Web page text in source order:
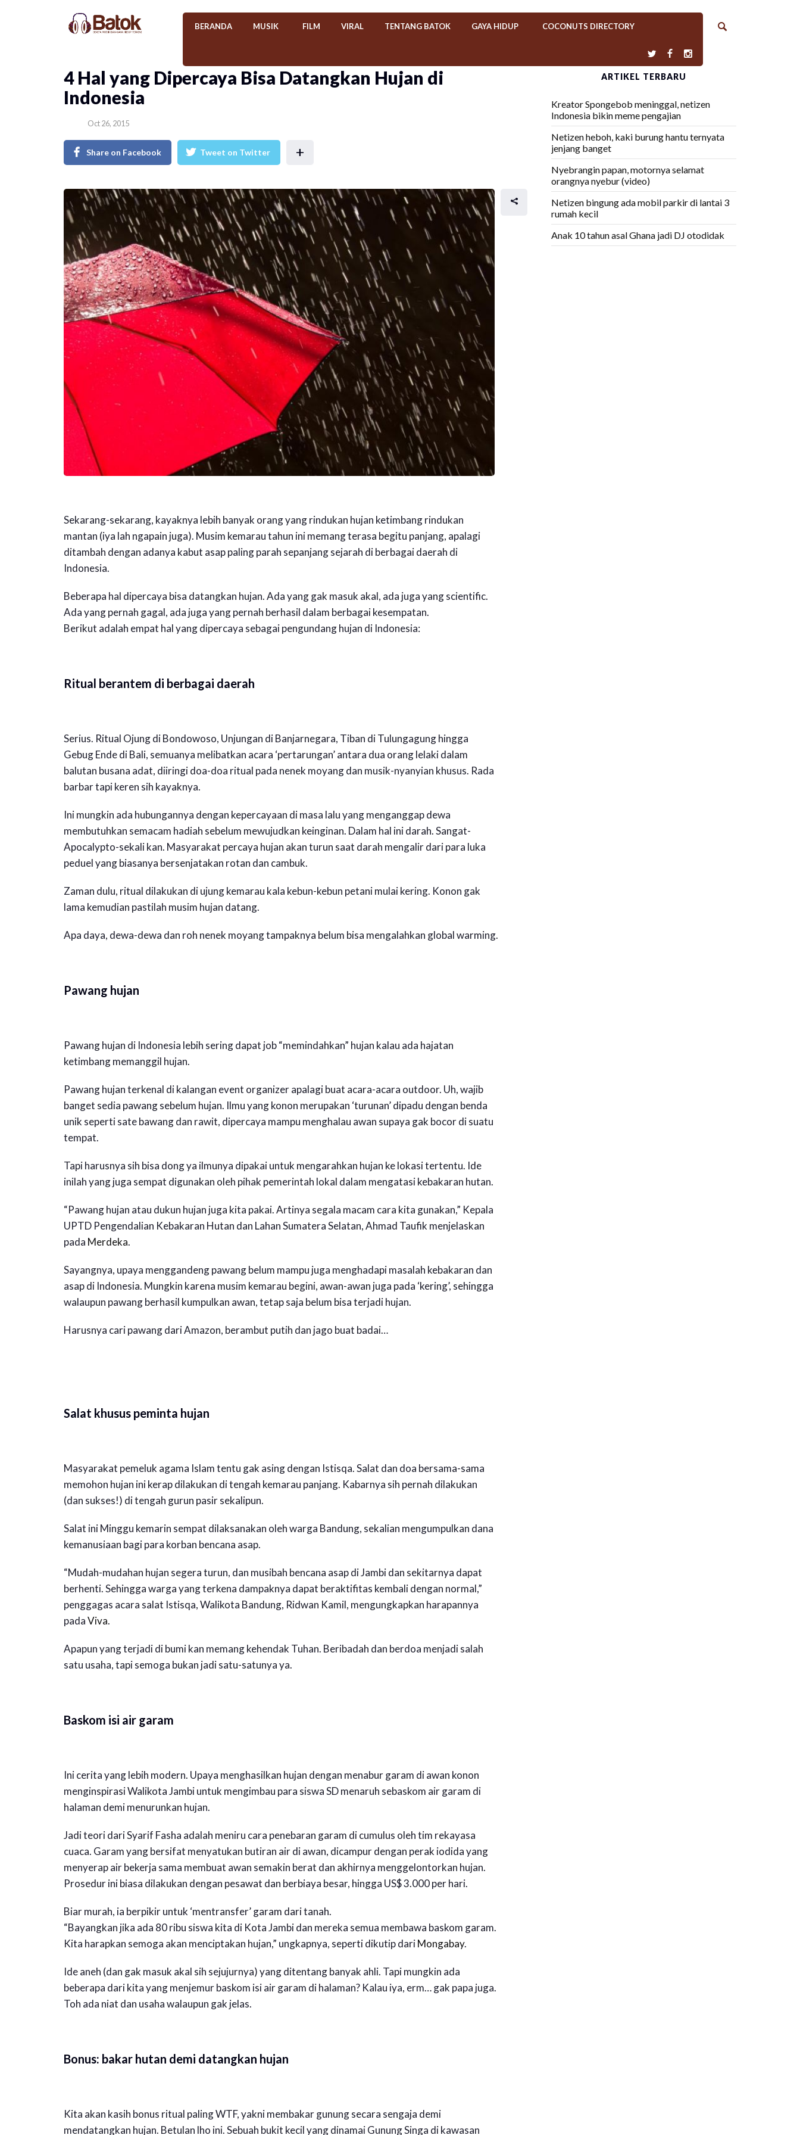
BERANDA MUSIK FILM VIRAL TENTANG BATOK GAYA HIDUP COCONUTS DIRECTORY
4 Hal yang Dipercaya Bisa Datangkan Hujan di
Indonesia
Oct 26, 2015
Share on Facebook Tweet on Twitter +
Sekarang-sekarang, kayaknya lebih banyak orang yang rindukan hujan ketimbang rindukan
mantan (iya lah ngapain juga). Musim kemarau tahun ini memang terasa begitu panjang, apalagi
ditambah dengan adanya kabut asap paling parah sepanjang sejarah di berbagai daerah di
Indonesia.
Beberapa hal dipercaya bisa datangkan hujan. Ada yang gak masuk akal, ada juga yang scientific.
Ada yang pernah gagal, ada juga yang pernah berhasil dalam berbagai kesempatan.
Berikut adalah empat hal yang dipercaya sebagai pengundang hujan di Indonesia:
Ritual berantem di berbagai daerah
Serius. Ritual Ojung di Bondowoso, Unjungan di Banjarnegara, Tiban di Tulungagung hingga
Gebug Ende di Bali, semuanya melibatkan acara ‘pertarungan’ antara dua orang lelaki dalam
balutan busana adat, diiringi doa-doa ritual pada nenek moyang dan musik-nyanyian khusus. Rada
barbar tapi keren sih kayaknya.
Ini mungkin ada hubungannya dengan kepercayaan di masa lalu yang menganggap dewa
membutuhkan semacam hadiah sebelum mewujudkan keinginan. Dalam hal ini darah. Sangat-
Apocalypto-sekali kan. Masyarakat percaya hujan akan turun saat darah mengalir dari para luka
peduel yang biasanya bersenjatakan rotan dan cambuk.
Zaman dulu, ritual dilakukan di ujung kemarau kala kebun-kebun petani mulai kering. Konon gak
lama kemudian pastilah musim hujan datang.
Apa daya, dewa-dewa dan roh nenek moyang tampaknya belum bisa mengalahkan global warming.
Pawang hujan
Pawang hujan di Indonesia lebih sering dapat job “memindahkan” hujan kalau ada hajatan
ketimbang memanggil hujan.
Pawang hujan terkenal di kalangan event organizer apalagi buat acara-acara outdoor. Uh, wajib
banget sedia pawang sebelum hujan. Ilmu yang konon merupakan ‘turunan’ dipadu dengan benda
unik seperti sate bawang dan rawit, dipercaya mampu menghalau awan supaya gak bocor di suatu
tempat.
Tapi harusnya sih bisa dong ya ilmunya dipakai untuk mengarahkan hujan ke lokasi tertentu. Ide
inilah yang juga sempat digunakan oleh pihak pemerintah lokal dalam mengatasi kebakaran hutan.
“Pawang hujan atau dukun hujan juga kita pakai. Artinya segala macam cara kita gunakan,” Kepala
UPTD Pengendalian Kebakaran Hutan dan Lahan Sumatera Selatan, Ahmad Taufik menjelaskan
pada Merdeka.
Sayangnya, upaya menggandeng pawang belum mampu juga menghadapi masalah kebakaran dan
asap di Indonesia. Mungkin karena musim kemarau begini, awan-awan juga pada ‘kering’, sehingga
walaupun pawang berhasil kumpulkan awan, tetap saja belum bisa terjadi hujan.
Harusnya cari pawang dari Amazon, berambut putih dan jago buat badai…
Salat khusus peminta hujan
Masyarakat pemeluk agama Islam tentu gak asing dengan Istisqa. Salat dan doa bersama-sama
memohon hujan ini kerap dilakukan di tengah kemarau panjang. Kabarnya sih pernah dilakukan
(dan sukses!) di tengah gurun pasir sekalipun.
Salat ini Minggu kemarin sempat dilaksanakan oleh warga Bandung, sekalian mengumpulkan dana
kemanusiaan bagi para korban bencana asap.
“Mudah-mudahan hujan segera turun, dan musibah bencana asap di Jambi dan sekitarnya dapat
berhenti. Sehingga warga yang terkena dampaknya dapat beraktifitas kembali dengan normal,”
penggagas acara salat Istisqa, Walikota Bandung, Ridwan Kamil, mengungkapkan harapannya
padaViva.
Apapun yang terjadi di bumi kan memang kehendak Tuhan. Beribadah dan berdoa menjadi salah
satu usaha, tapi semoga bukan jadi satu-satunya ya.
Baskom isi air garam
Ini cerita yang lebih modern. Upaya menghasilkan hujan dengan menabur garam di awan konon
menginspirasi Walikota Jambi untuk mengimbau para siswa SD menaruh sebaskom air garam di
halaman demi menurunkan hujan.
Jadi teori dari Syarif Fasha adalah meniru cara penebaran garam di cumulus oleh tim rekayasa
cuaca. Garam yang bersifat menyatukan butiran air di awan, dicampur dengan perak iodida yang
menyerap air bekerja sama membuat awan semakin berat dan akhirnya menggelontorkan hujan.
Prosedur ini biasa dilakukan dengan pesawat dan berbiaya besar, hingga US$ 3.000 per hari.
Biar murah, ia berpikir untuk ‘mentransfer’ garam dari tanah.
“Bayangkan jika ada 80 ribu siswa kita di Kota Jambi dan mereka semua membawa baskom garam.
Kita harapkan semoga akan menciptakan hujan,” ungkapnya, seperti dikutip dariMongabay.
Ide aneh (dan gak masuk akal sih sejujurnya) yang ditentang banyak ahli. Tapi mungkin ada
beberapa dari kita yang menjemur baskom isi air garam di halaman? Kalau iya, erm… gak papa juga.
Toh ada niat dan usaha walaupun gak jelas.
Bonus: bakar hutan demi datangkan hujan
Kita akan kasih bonus ritual paling WTF, yakni membakar gunung secara sengaja demi
mendatangkan hujan. Betulan lho ini. Sebuah bukit kecil yang dinamai Gunung Singa di kawasan
ARTIKEL TERBARU
Kreator Spongebob meninggal, netizen
Indonesia bikin meme pengajian
Netizen heboh, kaki burung hantu ternyata
jenjang banget
Nyebrangin papan, motornya selamat
orangnya nyebur (video)
Netizen bingung ada mobil parkir di lantai 3
rumah kecil
Anak 10 tahun asal Ghana jadi DJ otodidak